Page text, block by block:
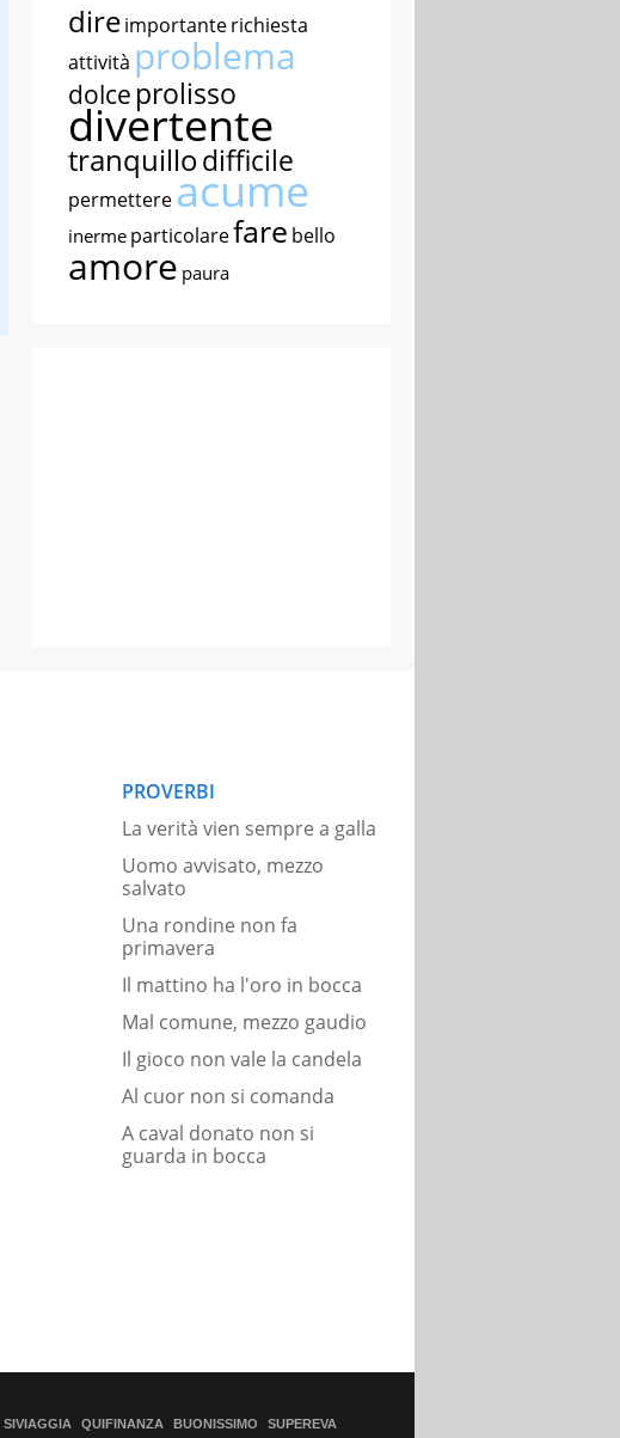
direimportanterichiesta
attività problema
dolce prolisso
divertente
tranquillodifficile
permettereacume
inerme particolarefare bello
amore paura
PROVERBI
La verità vien sempre a galla
Uomo avvisato, mezzo
salvato
Una rondine non fa
primavera
Il mattino ha l'oro in bocca
Mal comune, mezzo gaudio
Il gioco non vale la candela
Al cuor non si comanda
A caval donato non si
guarda in bocca
SIVIAGGIA QUIFINANZA BUONISSIMO SUPEREVA